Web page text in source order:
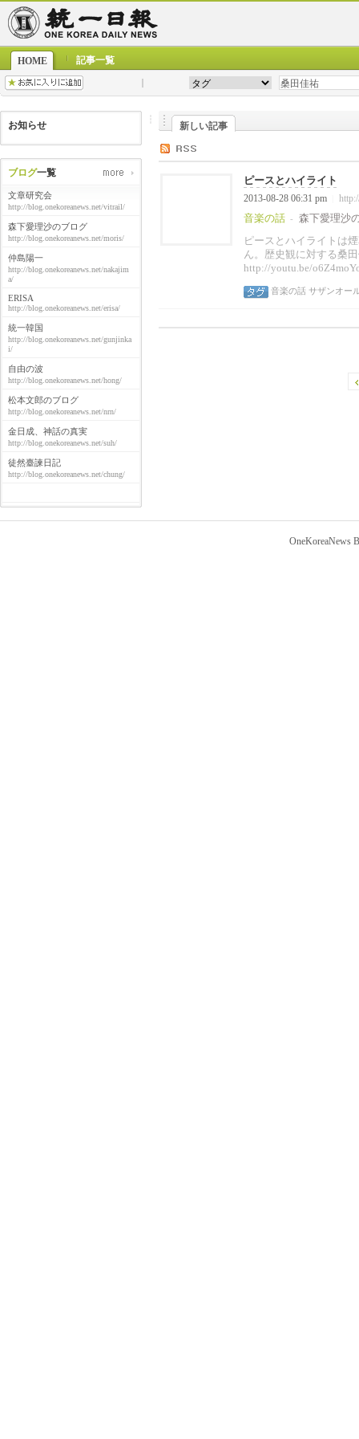
HOME 記事一覧
お知らせ
ブログ一覧
文章研究会
http://blog.onekoreanews.net/vitrail/
森下愛理沙のブログ
http://blog.onekoreanews.net/moris/
仲島陽一
http://blog.onekoreanews.net/nakajim
a/
ERISA
http://blog.onekoreanews.net/erisa/
統一韓国
http://blog.onekoreanews.net/gunjinka
i/
自由の波
http://blog.onekoreanews.net/hong/
松本文郎のブログ
http://blog.onekoreanews.net/nrn/
金日成、神話の真実
http://blog.onekoreanews.net/suh/
徒然臺諫日記
http://blog.onekoreanews.net/chung/
新しい記事
ピースとハイライト
2013-08-28 06:31 pm
音楽の話 -
森下愛理沙
ピースとハイライトは
ん。歴史観に対する桑
http://youtu.be/
音楽の話 サザンオー
OneKoreaNews